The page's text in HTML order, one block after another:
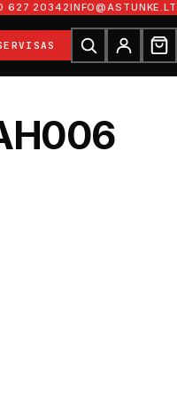
627 20342INFO@ASTUNKE.LT